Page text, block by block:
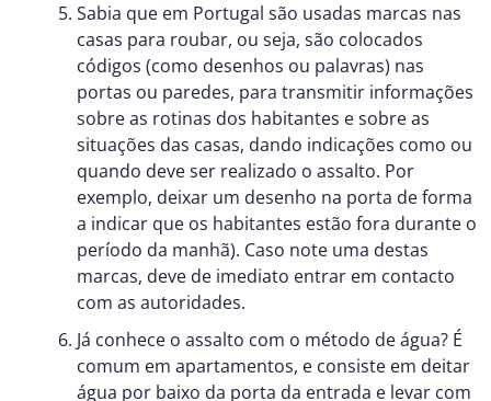
Sabia que em Portugal são usadas marcas nas
casas para roubar, ou seja, são colocados
códigos (como desenhos ou palavras) nas
portas ou paredes, para transmitir informações
sobre as rotinas dos habitantes e sobre as
situações das casas, dando indicações como ou
quando deve ser realizado o assalto. Por
exemplo, deixar um desenho na porta de forma
a indicar que os habitantes estão fora durante o
período da manhã). Caso note uma destas
marcas, deve de imediato entrar em contacto
com as autoridades.
Já conhece o assalto com o método de água? É
comum em apartamentos, e consiste em deitar
água por baixo da porta da entrada e levar com